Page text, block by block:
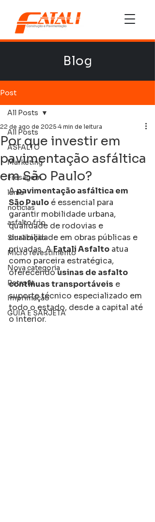
Blog
Post
All Posts
ASFALTO
Marketing
Fresagem
lama
noticias
asfalto frio
Sinalização
Micro revestimento
Nova categoria
Retrofit
Imprimação
GUIA E SARJETA
All Posts
Por que investir em
pavimentação asfáltica
em São Paulo?
22 de ago de 2025 4 min de leitura
A pavimentação asfáltica em
São Paulo é essencial para
garantir mobilidade urbana,
qualidade de rodovias e
durabilidade em obras públicas e
privadas. A Fatali Asfalto atua
como parceira estratégica,
oferecendo usinas de asfalto
contínuas transportáveis e
suporte técnico especializado em
todo o estado, desde a capital até
o interior.